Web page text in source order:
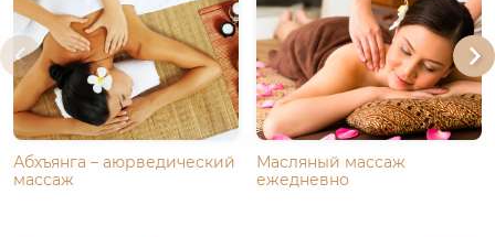
Абхъянга – аюрведический
массаж
Масляный массаж
ежедневно